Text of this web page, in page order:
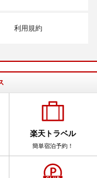
利用規約
楽天トラベル
簡単宿泊予約！